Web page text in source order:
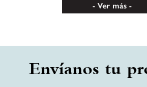
Ver más
Envíanos tu